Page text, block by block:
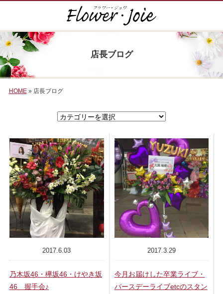
店長ブログ
HOME» 店長ブログ
2017.6.03
乃木坂46・欅坂46・けやき坂
46 握手会♪
2017.3.29
今月お届けした卒業ライブ・
バースデーライブetcのスタン